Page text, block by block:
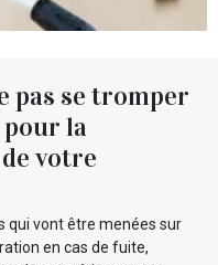
pas se tromper
la
votre
qui vont être menées sur
en cas de fuite,